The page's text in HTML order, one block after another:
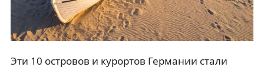
Эти 10 островов и курортов Германии стали